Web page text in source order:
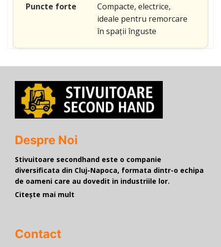
Compacte, electrice,
ideale pentru remorcare
în spații înguste
Despre Noi
Stivuitoare secondhand este o companie
diversificata din Cluj-Napoca, formata dintr-o echipa
de oameni care au dovedit in industriile lor.
Citește mai mult
Contact